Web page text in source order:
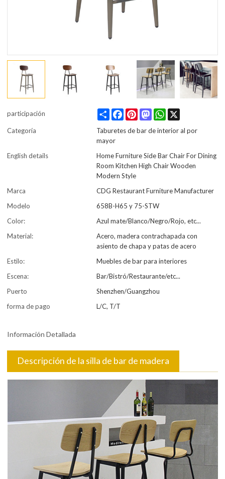
participación Share FacebookPinterestMastodonWhatsApp
Categoría
Taburetes de bar de interior al por
mayor
English details
Home Furniture Side Bar Chair For Dining
Room Kitchen High Chair Wooden
Modern Style
Marca
CDG Restaurant Furniture Manufacturer
Modelo
658B-H65 y 75-STW
Color:
Azul mate/Blanco/Negro/Rojo, etc...
Material:
Acero, madera contrachapada con
asiento de chapa y patas de acero
Estilo:
Muebles de bar para interiores
Escena:
Bar/Bistró/Restaurante/etc...
Puerto
Shenzhen/Guangzhou
forma de pago
L/C, T/T
Información Detallada
Descripción de la silla de bar de madera